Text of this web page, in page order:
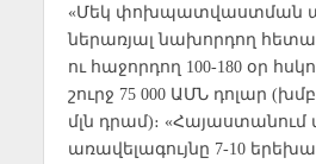
«Մեկ փոխպատվաստման
ներառյալ նախորդող
ու հաջորդող 100-180 օր
շուրջ 75 000 ԱՄՆ դոլար
մլն դրամ)։
առավելագույնը 7-10